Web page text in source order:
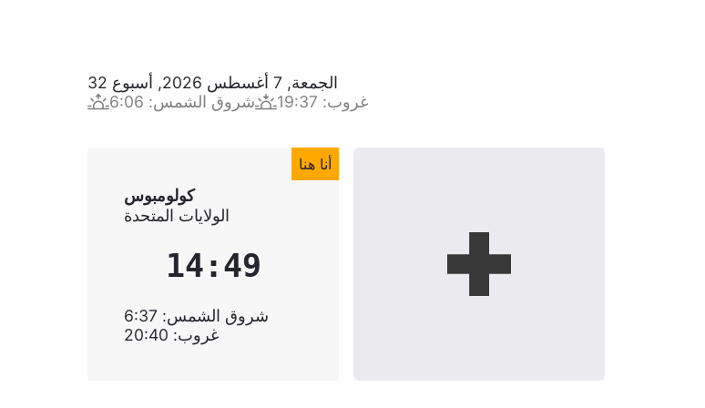
الجمعة, 7 أغسطس 2026 , أسبوع 32
شروق الشمس:
6:06 غروب:
19:37
أنا هنا
كولومبوس
الولايات المتحدة
14:49
شروق الشمس:
6:37
غروب:
20:40